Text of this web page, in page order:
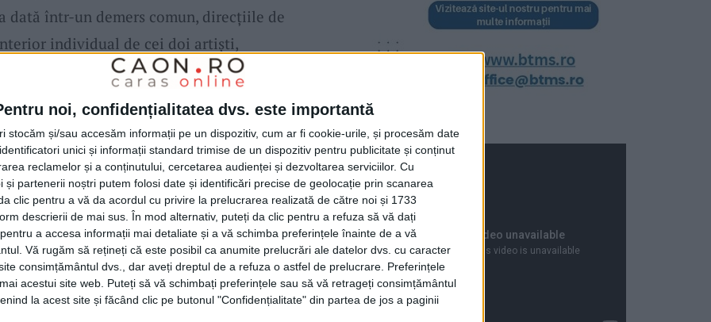
noi, confidențialitatea dvs. este importantă
stocăm și/sau accesăm informații pe un dispozitiv, cum ar fi cookie-urile, și procesăm date
unici și informații standard trimise de un dispozitiv pentru publicitate și conținut
reclamelor și a conținutului, cercetarea audienței și dezvoltarea serviciilor. Cu
și partenerii noștri putem folosi date și identificări precise de geolocație prin scanarea
clic pentru a vă da acordul cu privire la prelucrarea realizată de către noi și 1733
descrierii de mai sus. În mod alternativ, puteți da clic pentru a refuza să vă dați
a accesa informații mai detaliate și a vă schimba preferințele înainte de a vă
Vă rugăm să rețineți că este posibil ca anumite prelucrări ale datelor dvs. cu caracter
consimțământul dvs., dar aveți dreptul de a refuza o astfel de prelucrare. Preferințele
acestui site web. Puteți să vă schimbați preferințele sau să vă retrageți consimțământul
la acest site și făcând clic pe butonul "Confidențialitate" din partea de jos a paginii
dată într-un demers comun, direcțiile de
individual de cei doi artiști,
memoriei industriale și sociale a orașului.
și uzinele din Reșița
transversală asupra peisajului
aduce în atenție seriile „ Women at Work “
lucrărifotograficeșitextilecu intervenții de
de confecții și, mai ales, munca
am dorit să fotografiez în diferite centre